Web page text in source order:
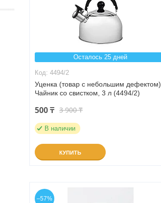
Осталось 25 дней
4494/2
Уценка (товар с небольшим дефектом)
Чайник со свистком, 3 л (4494/2)
500 ₸ 3 900 ₸
В наличии
КУПИТЬ
–57%